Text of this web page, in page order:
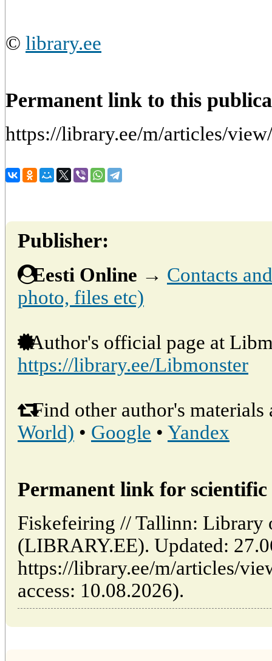
© library.ee
Permanent link to this
https://library.ee/m/articles/
Publisher:
Eesti Online → Contacts
photo, files etc)
Author's official page at
https://library.ee/Libmonster
Find other author's materials
World) • Google • Yandex
Permanent link for
Fiskefeiring // Tallinn: Library
(LIBRARY.EE). Updated:
https://library.ee/m/articles/
access: 10.08.2026).